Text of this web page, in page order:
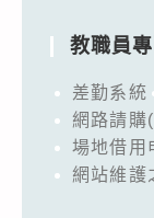
教職員
差勤系統
網路請購
場地借用
網站維護